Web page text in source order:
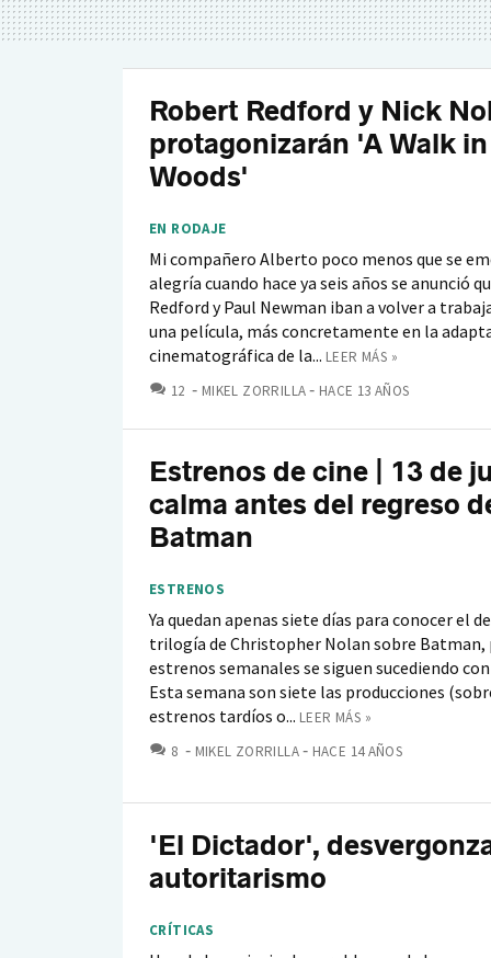
Robert Redford y Nick
protagonizarán 'A Walk
Woods'
EN RODAJE
Mi compañero Alberto poco menos que se
alegría cuando hace ya seis años se anunció
Redford y Paul Newman iban a volver a
una película, más concretamente en la
cinematográfica de la... LEER MÁS »
12 COMENTARIOS
MIKEL ZORRILLA HACE 13 AÑOS
Estrenos de cine | 13 de
calma antes del regreso
Batman
ESTRENOS
Ya quedan apenas siete días para conocer el
trilogía de Christopher Nolan sobre Batman,
estrenos semanales se siguen sucediendo
Esta semana son siete las producciones
estrenos tardíos o... LEER MÁS »
8 COMENTARIOS
MIKEL ZORRILLA HACE 14 AÑOS
'El Dictador',
autoritarismo
CRÍTICAS